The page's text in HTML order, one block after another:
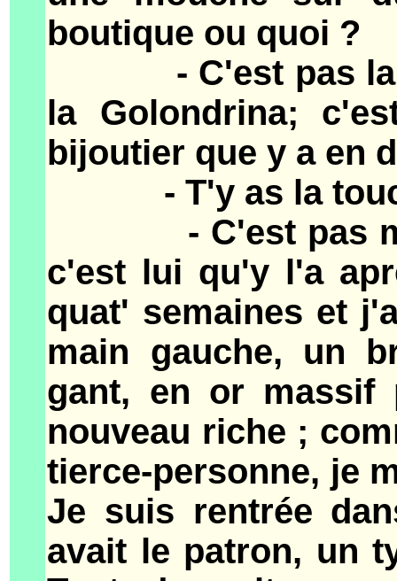
boutique ou quoi ?
- C'est pas la
la Golondrina;
bijoutier que y a en
- T'y as la
- C'est pas moi
c'est lui qu'y l'a
quat' semaines et
main gauche, un
gant, en or massif
nouveau riche ;
tierce-personne, je
Je suis rentrée
avait le patron, un